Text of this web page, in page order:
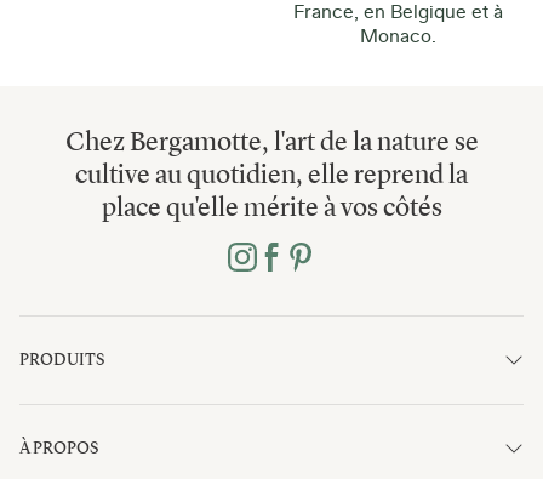
France, en Belgique et à
Monaco.
Chez Bergamotte, l'art de la nature se
cultive au quotidien, elle reprend la
place qu'elle mérite à vos côtés
PRODUITS
À PROPOS